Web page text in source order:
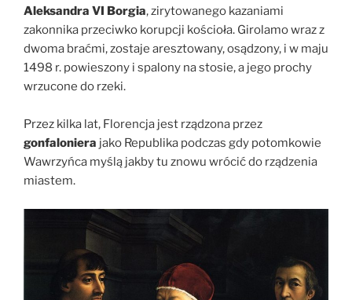
Aleksandra VI Borgia, zirytowanego kazaniami
zakonnika przeciwko korupcji kościoła. Girolamo wraz z
dwoma braćmi, zostaje aresztowany, osądzony, i w maju
1498 r. powieszony i spalony na stosie, a jego prochy
wrzucone do rzeki.
Przez kilka lat, Florencja jest rządzona przez
gonfaloniera jako Republika podczas gdy potomkowie
Wawrzyńca myślą jakby tu znowu wrócić do rządzenia
miastem.